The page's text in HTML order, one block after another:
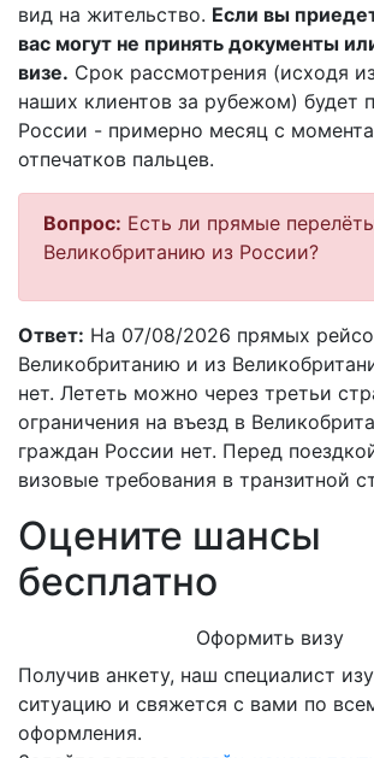
вид на жительство. Если вы
вас могут не принять документы
визе. Срок рассмотрения (исходя
наших клиентов за рубежом) будет
России - примерно месяц с
отпечатков пальцев.
Вопрос: Есть ли прямые
Великобританию из России?
Ответ: На 07/08/2026 прямых
Великобританию и из
нет. Лететь можно через третьи
ограничения на въезд в
граждан России нет. Перед
визовые требования в транзитной
Оцените шансы
бесплатно
Оформить визу
Получив анкету, наш специалист
ситуацию и свяжется с вами по
оформления.